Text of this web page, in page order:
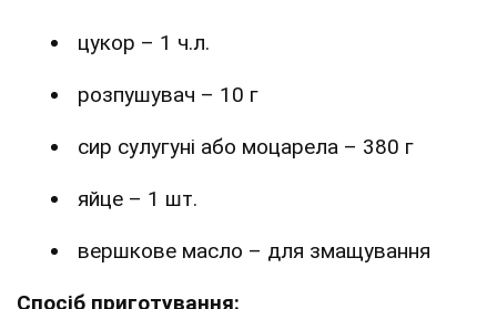
цукор – 1 ч.л.
розпушувач – 10 г
сир сулугуні або моцарела – 380 г
яйце – 1 шт.
вершкове масло – для змащування
Спосіб приготування: